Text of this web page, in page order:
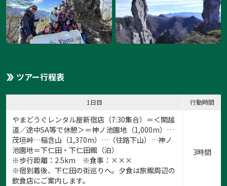
ツアー行程表
1日目 行動時間
やまどうぐレンタル屋新宿店（7:30集合）＝＜関越
道／途中SA等で休憩＞＝神ノ池園地（1,000m）…
茂垣峠…稲含山（1,370m）…（往路下山）…神ノ
池園地＝下仁田・下仁田館（泊）
※歩行距離：2.5km ※食事：×××
※宿到着後、下仁田の街巡りへ。夕食は旅館周辺の
飲食店にご案内します。
3時間